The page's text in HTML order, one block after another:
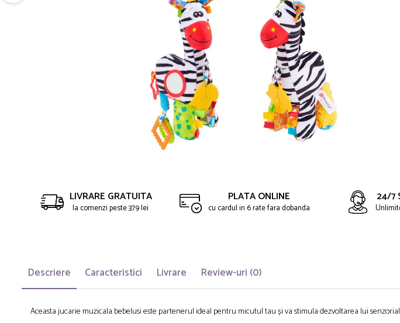
LIVRARE GRATUITA
la comenzi peste 379 lei
PLATA ONLINE
cu cardul in 6 rate fara dobanda
24/7
Descriere Caracteristici Livrare Review-uri (0)
Aceasta jucarie muzicala bebelusi este partenerul ideal pentru micutul tau și va stimula dezvoltarea lui